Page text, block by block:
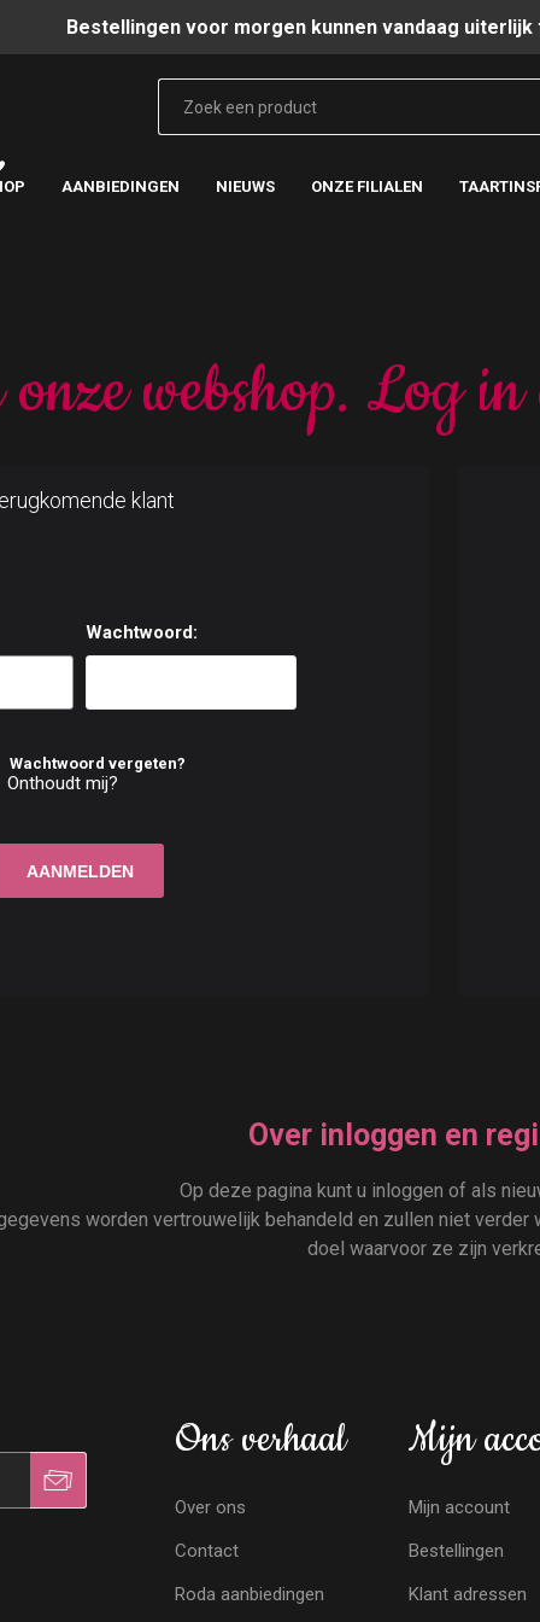
Bestellingen voor morgen kunnen vandaag
AANBIEDINGEN NIEUWS ONZE FILIALEN
webshop. Log
klant
Wachtwoord:
Wachtwoord vergeten?
Onthoudt mij?
Over inloggen en
Op deze pagina kunt u inloggen of als
worden vertrouwelijk behandeld en zullen niet
doel waarvoor ze zijn
Ons verhaal
Over ons
Contact
Roda aanbiedingen
Mijn
Mijn account
Bestellingen
Klant adressen